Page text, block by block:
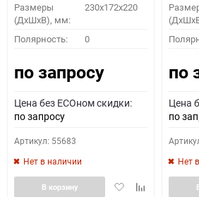
Размеры
(ДхШхВ), мм:
230x172x220
Полярность: 0
по запросу
Цена без ECOном скидки:
по запросу
Артикул: 55683
Нет в наличии
ДобавитьДобавить
В корзину
по
Цена
по
Нет